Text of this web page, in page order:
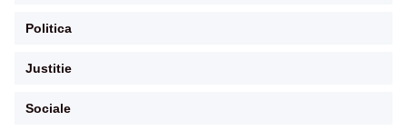
Politica
Justitie
Sociale